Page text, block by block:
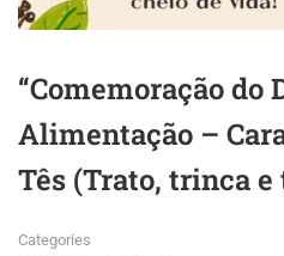
“Comemoração
Alimentação –
Tês (Trato, trinca e
Categories